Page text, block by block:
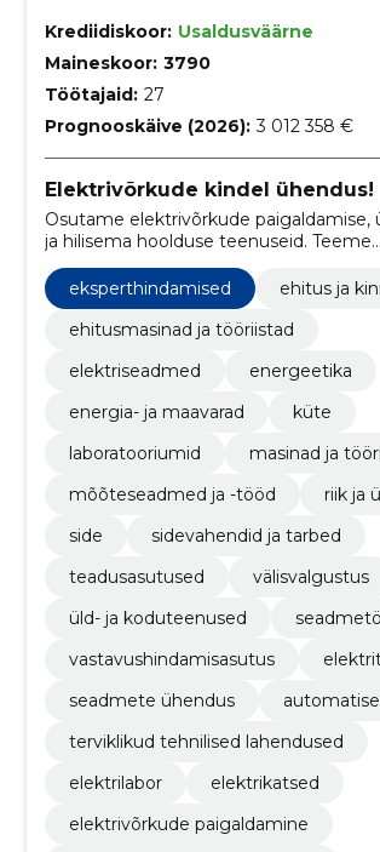
Krediidiskoor: Usaldusväärne
Maineskoor: 3790
Töötajaid: 27
Prognooskäive (2026): 3 012 358 €
Elektrivõrkude kindel ühendus!
Osutame elektrivõrkude paigaldamise,
ja hilisema hoolduse teenuseid. Teeme
elektriseadmete, alajaamade,
ühendamise. millele järgneb
kinnitamine.
eksperthindamised
ehitus ja
ehitusmasinad ja tööriistad
elektriseadmed
energeetika
energia- ja maavarad
küte
laboratooriumid
masinad ja
mõõteseadmed ja -tööd
riik ja
side
sidevahendid ja tarbed
teadusasutused
välisvalgustus
üld- ja koduteenused
vastavushindamisasutus
seadmete ühendus
terviklikud tehnilised lahendused
elektrilabor
elektrikatsed
elektrivõrkude paigaldamine